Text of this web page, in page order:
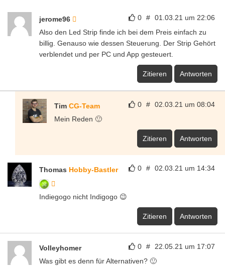
0 # 01.03.21 um 22:06
jerome96
Also den Led Strip finde ich bei dem Preis einfach zu
billig. Genauso wie dessen Steuerung. Der Strip Gehört
verblendet und per PC und App gesteuert.
Zitieren Antworten
0 # 02.03.21 um 08:04
Tim CG-Team
Mein Reden 🙂
Zitieren Antworten
0 # 02.03.21 um 14:34
Thomas Hobby-Bastler
Indiegogo nicht Indigogo 😉
Zitieren Antworten
0 # 22.05.21 um 17:07
Volleyhomer
Was gibt es denn für Alternativen? 🙂